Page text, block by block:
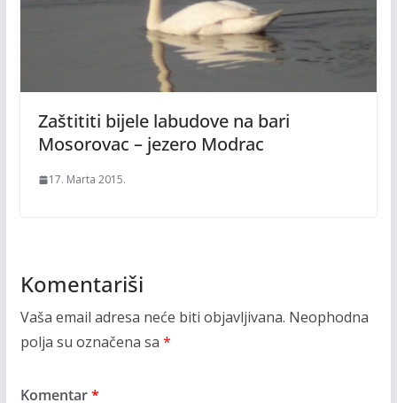
Zaštititi bijele labudove na bari
Mosorovac – jezero Modrac
17. Marta 2015.
Komentariši
Vaša email adresa neće biti objavljivana. Neophodna
polja su označena sa *
Komentar*